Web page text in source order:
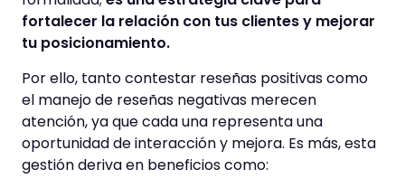
fortalecer la relación con tus clientes y mejorar
tu posicionamiento.
Por ello, tanto contestar reseñas positivas como
el manejo de reseñas negativas merecen
atención, ya que cada una representa una
oportunidad de interacción y mejora. Es más, esta
gestión deriva en beneficios como: